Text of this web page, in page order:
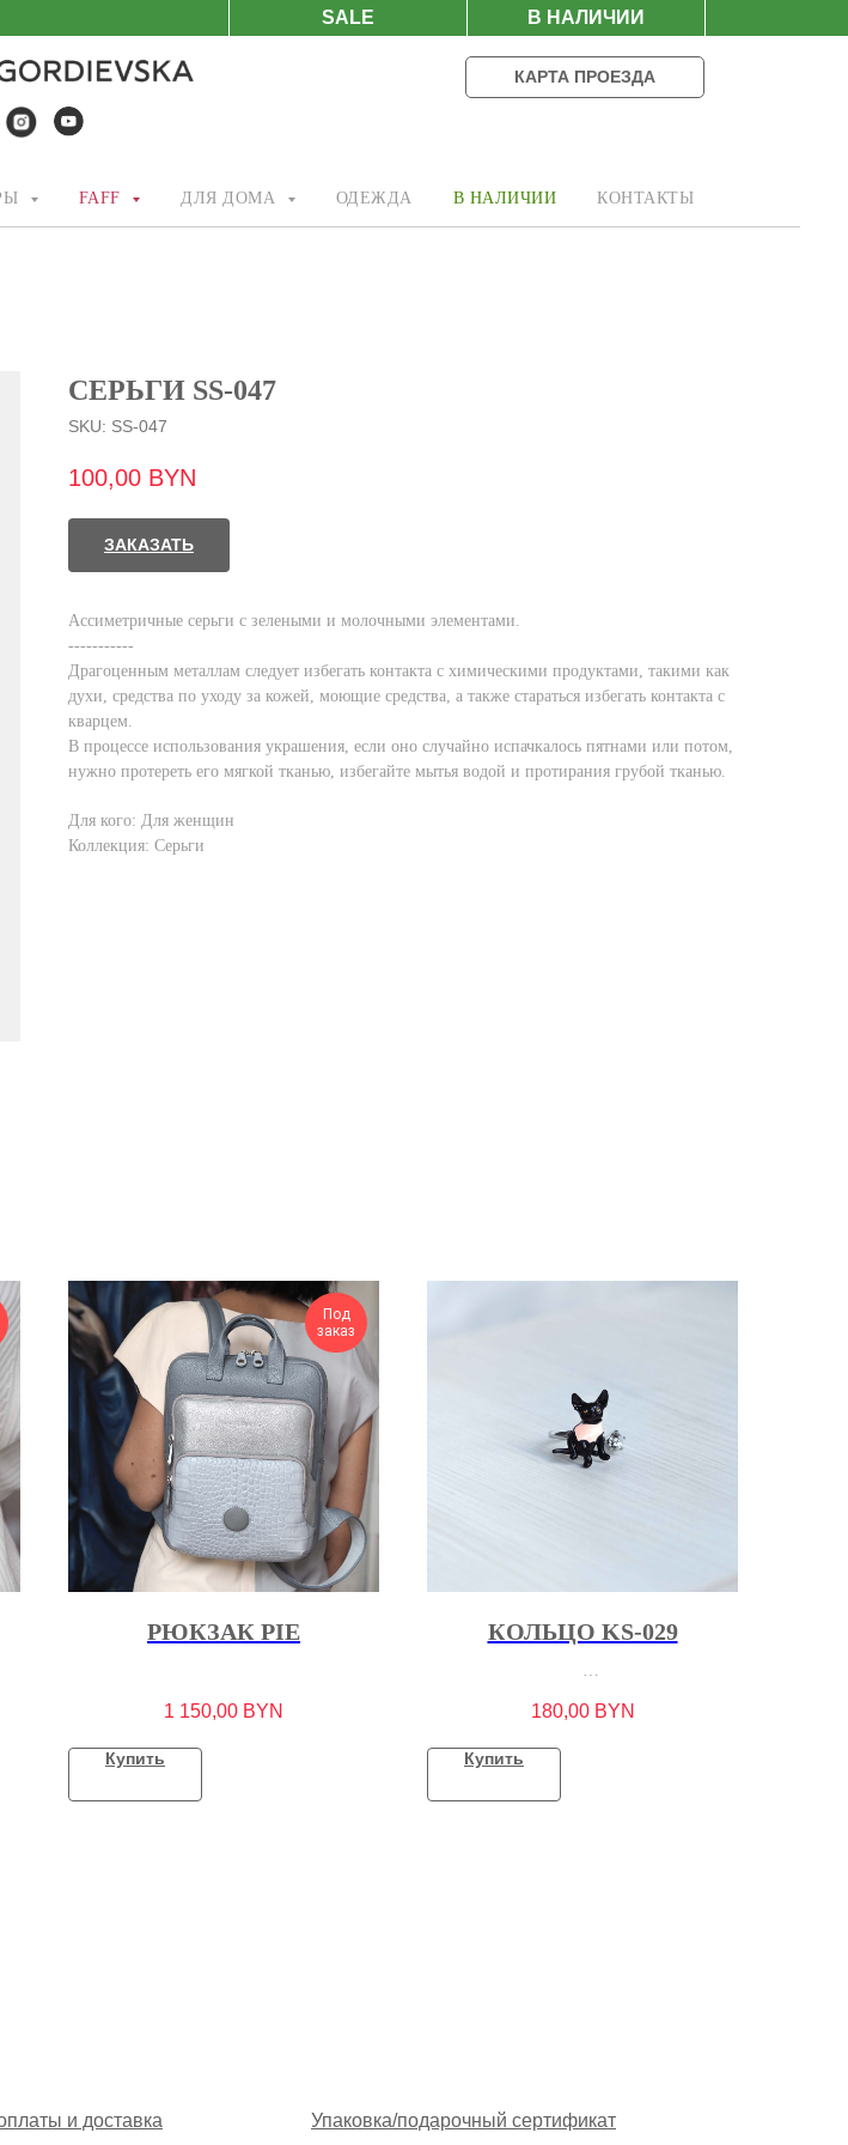
В НАЛИЧИИ
SALE
КАРТА ПРОЕЗДА
FAFF ДЛЯ ДОМА ОДЕЖДА В НАЛИЧИИ КОНТАКТЫ
СЕРЬГИ SS-047
SKU: SS-047
100,00 BYN
ЗАКАЗАТЬ
Ассиметричные серьги с зелеными и молочными элементами.
-----------
Драгоценным металлам следует избегать контакта с химическими продуктами, такими как
духи, средства по уходу за кожей, моющие средства, а также стараться избегать контакта с
кварцем.
В процессе использования украшения, если оно случайно испачкалось пятнами или потом,
нужно протереть его мягкой тканью, избегайте мытья водой и протирания грубой тканью.
Для кого: Для женщин
Коллекция: Серьги
Под
заказ
РЮКЗАК PIE
1 150,00 BYN
Купить
КОЛЬЦО KS-029
180,00 BYN
Купить
и доставка Упаковка/подарочный сертификат